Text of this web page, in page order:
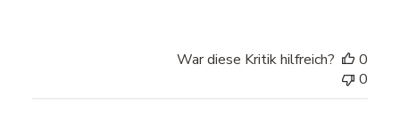
War diese Kritik hilfreich?
0
0